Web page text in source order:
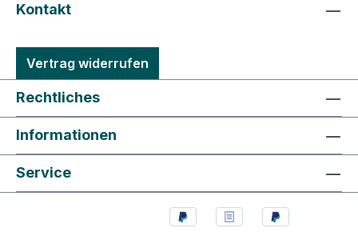
Kontakt
Vertrag widerrufen
Rechtliches
Informationen
Service